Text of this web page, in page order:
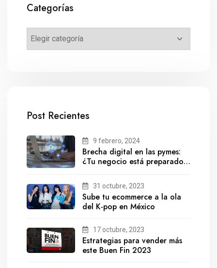
Categorías
Post Recientes
9 febrero, 2024
Brecha digital en las pymes:
¿Tu negocio está preparado
31 octubre, 2023
Sube tu ecommerce a la ola
del K-pop en México
17 octubre, 2023
Estrategias para vender más
este Buen Fin 2023